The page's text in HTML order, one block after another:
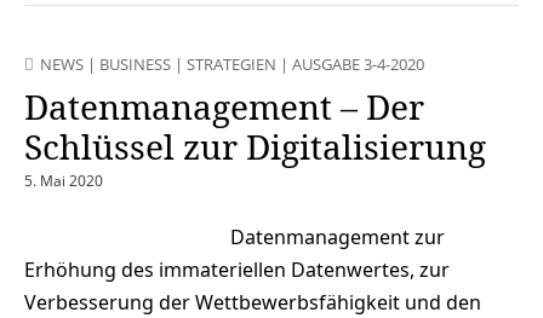
NEWS | BUSINESS | STRATEGIEN | AUSGABE 3-4-2020
Datenmanagement – Der
Schlüssel zur Digitalisierung
5. Mai 2020
Datenmanagement zur
Erhöhung des immateriellen Datenwertes, zur
Verbesserung der Wettbewerbsfähigkeit und den